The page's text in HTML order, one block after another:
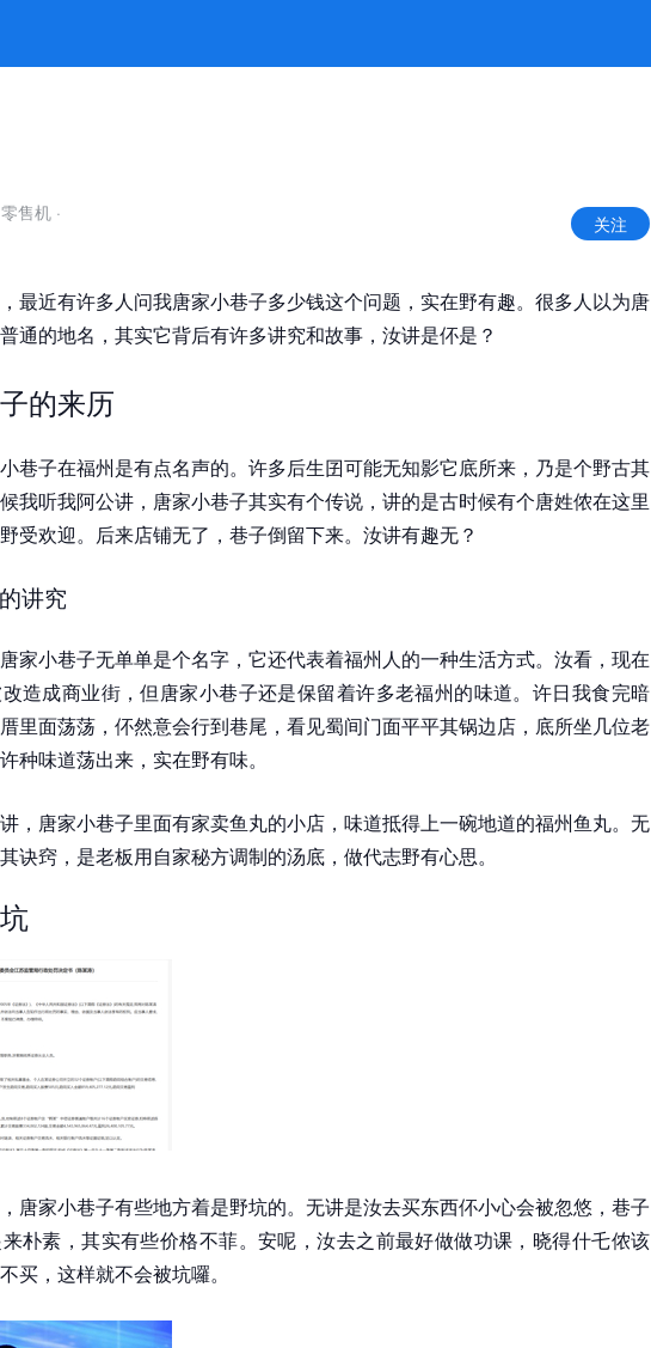
售机 · 关注
最近有许多人问我唐家小巷子多少钱这个问题，实在野有趣。很多人以为唐
通的地名，其实它背后有许多讲究和故事，汝讲是伓是？
的来历
巷子在福州是有点名声的。许多后生囝可能无知影它底所来，乃是个野古其
我听我阿公讲，唐家小巷子其实有个传说，讲的是古时候有个唐姓侬在这里
受欢迎。后来店铺无了，巷子倒留下来。汝讲有趣无？
讲究
家小巷子无单单是个名字，它还代表着福州人的一种生活方式。汝看，现在
造成商业街，但唐家小巷子还是保留着许多老福州的味道。许日我食完暗
里面荡荡，伓然意会行到巷尾，看见蜀间门面平平其锅边店，底所坐几位老
种味道荡出来，实在野有味。
，唐家小巷子里面有家卖鱼丸的小店，味道抵得上一碗地道的福州鱼丸。无
诀窍，是老板用自家秘方调制的汤底，做代志野有心思。
唐家小巷子有些地方着是野坑的。无讲是汝去买东西伓小心会被忽悠，巷子
朴素，其实有些价格不菲。安呢，汝去之前最好做做功课，晓得什乇侬该
买，这样就不会被坑囉。